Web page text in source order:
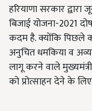
हरियाणा सरकार
बिजाई योजना-2021
कदम है. क्योंकि पिछले
अनुचित धमकिया व
लागू करने वाले
को प्रोत्साहन देने के